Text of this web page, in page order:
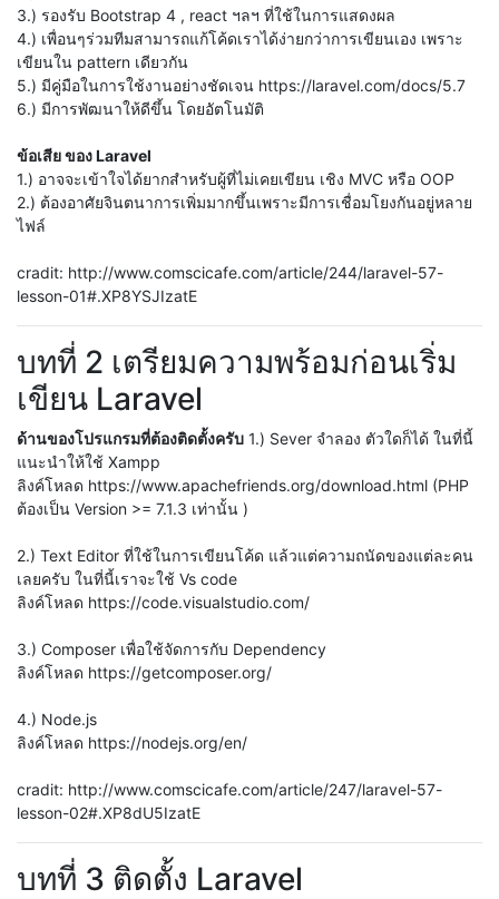
3.) รองรับ Bootstrap 4 , react ฯลฯ ที่ใช้ในการแสดงผล
4.) เพื่อนๆร่วมทีมสามารถแก้โค้ดเราได้ง่ายกว่าการเขียนเอง เพราะ
เขียนใน pattern เดียวกัน
5.) มีคู่มือในการใช้งานอย่างชัดเจน https://laravel.com/docs/5.7
6.) มีการพัฒนาให้ดีขึ้น โดยอัตโนมัติ
ข้อเสีย ของ Laravel
1.) อาจจะเข้าใจได้ยากสำหรับผู้ที่ไม่เคยเขียน เชิง MVC หรือ OOP
2.) ต้องอาศัยจินตนาการเพิ่มมากขึ้นเพราะมีการเชื่อมโยงกันอยู่หลาย
ไฟล์
cradit: http://www.comscicafe.com/article/244/laravel-57-
lesson-01#.XP8YSJIzatE
บทที่ 2 เตรียมความพร้อมก่อนเริ่ม
เขียน Laravel
ด้านของโปรแกรมที่ต้องติดตั้งครับ 1.) Sever จำลอง ตัวใดก็ได้ ในที่นี้
แนะนำให้ใช้ Xampp
ลิงค์โหลด https://www.apachefriends.org/download.html (PHP
ต้องเป็น Version >= 7.1.3 เท่านั้น )
2.) Text Editor ที่ใช้ในการเขียนโค้ด แล้วแต่ความถนัดของแต่ละคน
เลยครับ ในที่นี้เราจะใช้ Vs code
ลิงค์โหลด https://code.visualstudio.com/
3.) Composer เพื่อใช้จัดการกับ Dependency
ลิงค์โหลด https://getcomposer.org/
4.) Node.js
ลิงค์โหลด https://nodejs.org/en/
cradit: http://www.comscicafe.com/article/247/laravel-57-
lesson-02#.XP8dU5IzatE
บทที่ 3 ติดตั้ง Laravel